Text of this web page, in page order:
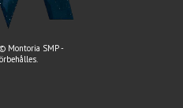
Montoria SMP -